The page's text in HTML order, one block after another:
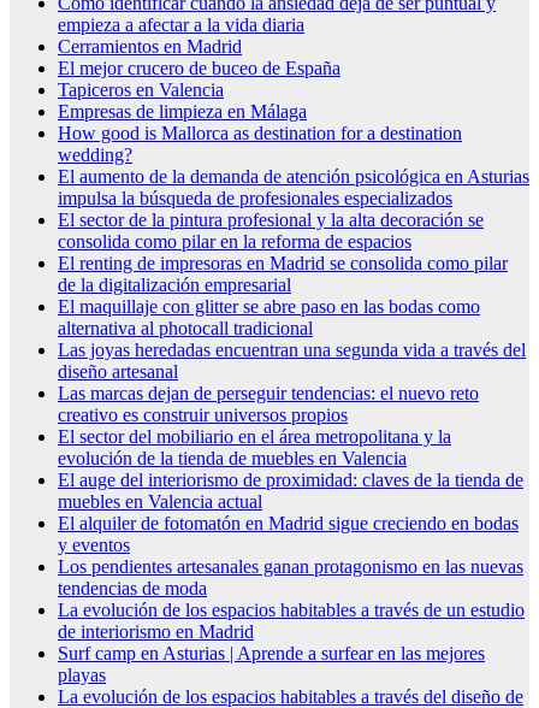
empieza a afectar a la vida diaria
Cerramientos en Madrid
El mejor crucero de buceo de España
Tapiceros en Valencia
Empresas de limpieza en Málaga
How good is Mallorca as destination for a destination
wedding?
El aumento de la demanda de atención psicológica en Asturias
impulsa la búsqueda de profesionales especializados
El sector de la pintura profesional y la alta decoración se
consolida como pilar en la reforma de espacios
El renting de impresoras en Madrid se consolida como pilar
de la digitalización empresarial
El maquillaje con glitter se abre paso en las bodas como
alternativa al photocall tradicional
Las joyas heredadas encuentran una segunda vida a través del
diseño artesanal
Las marcas dejan de perseguir tendencias: el nuevo reto
creativo es construir universos propios
El sector del mobiliario en el área metropolitana y la
evolución de la tienda de muebles en Valencia
El auge del interiorismo de proximidad: claves de la tienda de
muebles en Valencia actual
El alquiler de fotomatón en Madrid sigue creciendo en bodas
y eventos
Los pendientes artesanales ganan protagonismo en las nuevas
tendencias de moda
La evolución de los espacios habitables a través de un estudio
de interiorismo en Madrid
Surf camp en Asturias | Aprende a surfear en las mejores
playas
La evolución de los espacios habitables a través del diseño de